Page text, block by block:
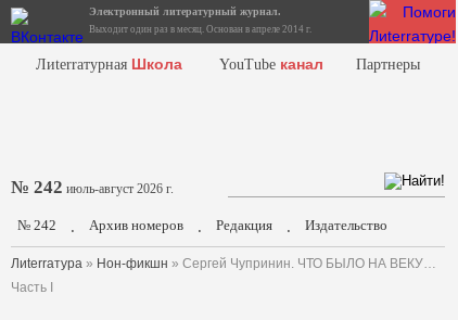
Электронный литературный журнал.
Выходит один раз в месяц. Основан в апреле 2014 г.
Лиterraтурная Школа YouTube канал Партнеры
№ 242 июль-август 2026 г.
№ 242 . Архив номеров . Редакция . Издательство
Лиterraтура » Нон-фикшн » Cергей Чупринин. ЧТО БЫЛО НА ВЕКУ…
Часть I